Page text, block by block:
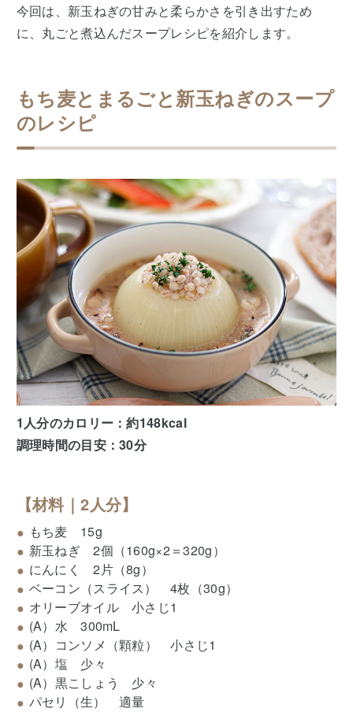
今回は、新玉ねぎの甘みと柔らかさを引き出すため
に、丸ごと煮込んだスープレシピを紹介します。
もち麦とまるごと新玉ねぎのスープ
のレシピ
1人分のカロリー：約148kcal
調理時間の目安：30分
【材料｜2人分】
もち麦 15g
新玉ねぎ 2個（160g×2＝320g）
にんにく 2片（8g）
ベーコン（スライス） 4枚（30g）
オリーブオイル 小さじ1
(A）水 300mL
(A）コンソメ（顆粒） 小さじ1
(A）塩 少々
(A）黒こしょう 少々
パセリ（生） 適量